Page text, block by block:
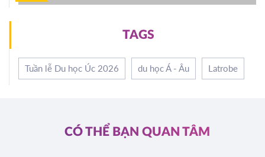
TAGS
Tuần lễ Du học Úc 2026 du học Á - Âu Latrobe
CÓ THỂ BẠN QUAN TÂM